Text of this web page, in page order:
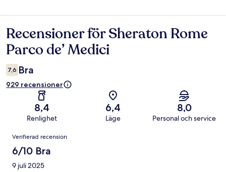
Recensioner
Recensioner för Sheraton Rome
Parco de’ Medici
7,6 Bra
929 recensioner
8,4
Renlighet
6,4
Läge
8,0
Personal och service
Recensioner
Verifierad recension
6/10 Bra
9 juli 2025